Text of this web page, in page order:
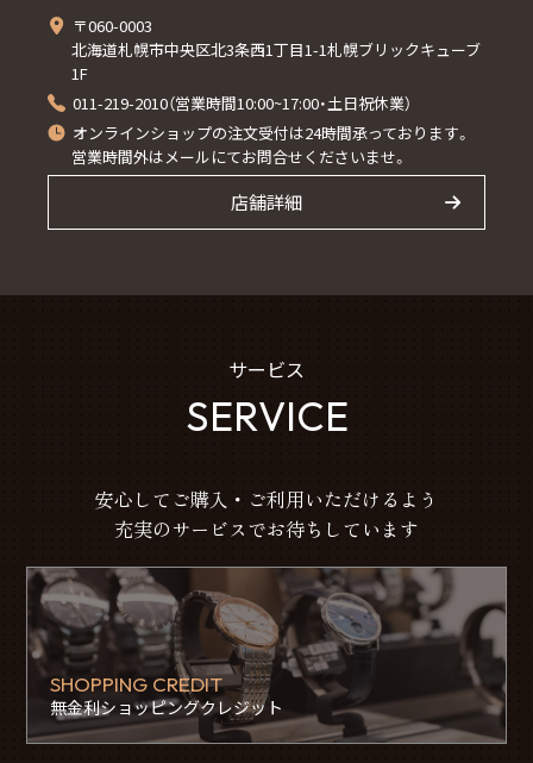
〒060-0003
北海道札幌市中央区北3条西1丁目1-1札幌ブリックキューブ
1F
011-219-2010（営業時間10:00~17:00・土日祝休業）
オンラインショップの注文受付は24時間承っております。
営業時間外はメールにてお問合せくださいませ。
店舗詳細
サービス
SERVICE
安心してご購入・ご利用いただけるよう
充実のサービスでお待ちしています
SHOPPING CREDIT
無金利ショッピングクレジット